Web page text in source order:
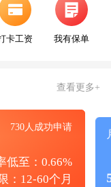
卡工资 我有保单
查看更多+
730人成功申请
低至：0.66%
：12-60个月